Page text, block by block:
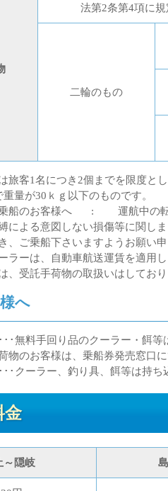
法第2条第4項に
二輪のもの
旅客1名につき2個までを限度と
量が30ｋｇ以下のものです。
船のお客様へ : 運航中の転倒
による意図しない損傷等に関し
き、ご乗船下さいますよ
ラーは、自動車航送運賃を適用し
、受託手荷物の取扱いはしており
へ
･･無料手回り品のクーラー・餌
物のお客様は、乗船券発売窓口
･･クーラー、釣り具、餌等は持ち
金
～隠岐